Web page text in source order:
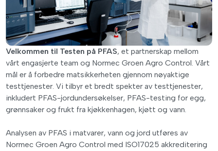
Velkommen til Testen på PFAS, et partnerskap mellom
vårt engasjerte team og Normec Groen Agro Control. Vårt
mål er å forbedre matsikkerheten gjennom nøyaktige
testtjenester. Vi tilbyr et bredt spekter av testtjenester,
inkludert PFAS-jordundersøkelser, PFAS-testing for egg,
grønnsaker og frukt fra kjøkkenhagen, kjøtt og vann.
Analysen av PFAS i matvarer, vann og jord utføres av
Normec Groen Agro Control med ISO17025 akkreditering